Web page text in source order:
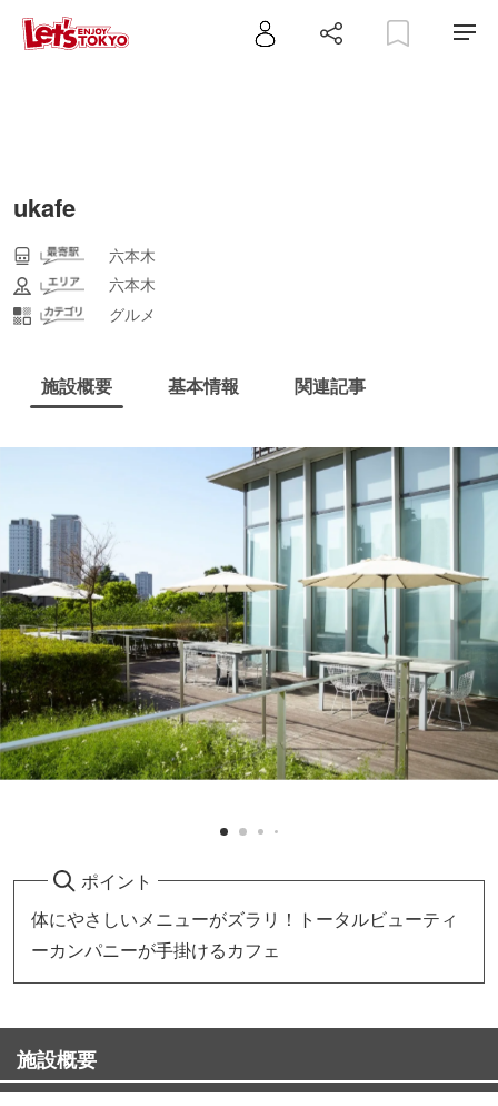
ukafe
六本木
六本木
グルメ
施設概要 基本情報 関連記事
ポイント
体にやさしいメニューがズラリ！トータルビューティ
ーカンパニーが手掛けるカフェ
施設概要